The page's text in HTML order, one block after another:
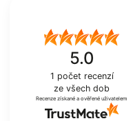
5.0
1 počet recenzí
ze všech dob
Recenze získané a ověřené uživatelem